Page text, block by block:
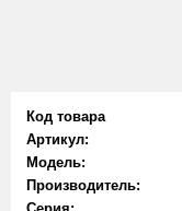
Код товара
Артикул:
Модель:
Производитель: